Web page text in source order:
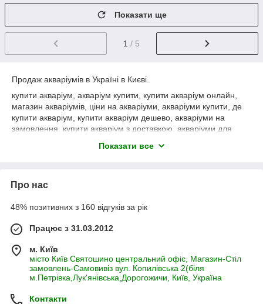
Показати ще
1 / 5
Продаж акваріумів в Україні в Києві.
купити акваріум, акваріум купити, купити акваріум онлайн,
магазин акваріумів, ціни на акваріуми, акваріуми купити, де
купити акваріум, купити акваріум дешево, акваріуми на
замовлення, купити акваріум з доставкою, акваріуми для
акваріуми для води, акваріуми різних розмірів, акваріуми для
акваріум з аксесуарами, акваріуми з фільтром, акваріуми з
акваріуми з доставкою по Україні, акваріуми для початківців,
акваріумістів, акваріуми для трав'яних рибок, акваріуми для
акваріуми для карпових рибок, акваріуми з каменями,
акваріуми з декораціями, акваріуми з рослинами, акваріуми з
гравієм, акваріуми з коралами, акваріуми з меблями,
акваріуми з підсвіткою, акваріуми з тваринами, акваріуми з
мешканцями, акваріуми з акваріумістами, акваріуми з
Показати все
Про нас
48% позитивних з 160 відгуків за рік
Працює з 31.03.2012
м. Київ
місто Київ Святошино центральний офіс, Магазин-Стіл
замовлень-Самовивіз вул. Копилівська 2(біля
м.Петрівка,Лук'янівська,Дорогожичи, Київ, Україна
Контакти